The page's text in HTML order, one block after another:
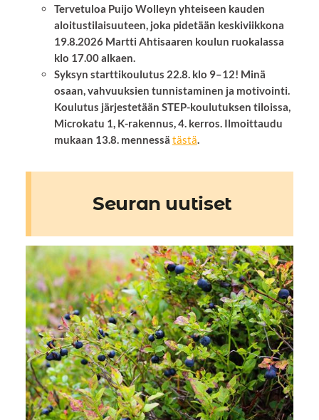
Tervetuloa Puijo Wolleyn yhteiseen kauden
aloitustilaisuuteen, joka pidetään keskiviikkona
19.8.2026 Martti Ahtisaaren koulun ruokalassa
klo 17.00 alkaen.
Syksyn starttikoulutus 22.8. klo 9–12! Minä
osaan, vahvuuksien tunnistaminen ja motivointi.
Koulutus järjestetään STEP-koulutuksen tiloissa,
Microkatu 1, K-rakennus, 4. kerros. Ilmoittaudu
mukaan 13.8. mennessä tästä.
Seuran uutiset